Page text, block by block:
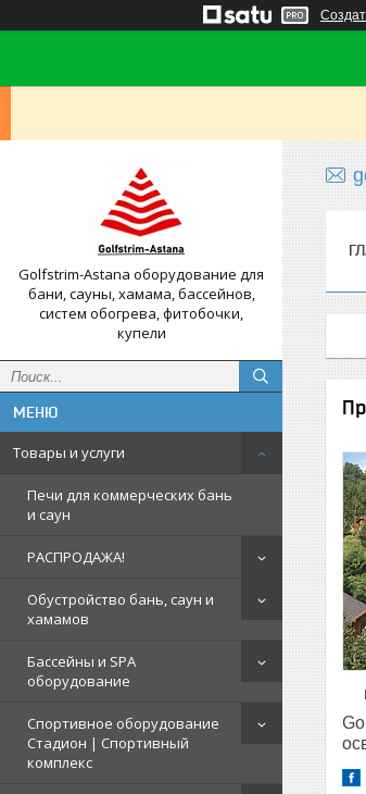
Golfstrim-Astana оборудование для
бани, сауны, хамама, бассейнов,
систем обогрева, фитобочки,
купели
Товары и услуги
Печи для коммерческих бань
и саун
РАСПРОДАЖА!
Обустройство бань, саун и
хамамов
Бассейны и SPA
оборудование
Спортивное оборудование
Стадион | Cпортивный
комплекс